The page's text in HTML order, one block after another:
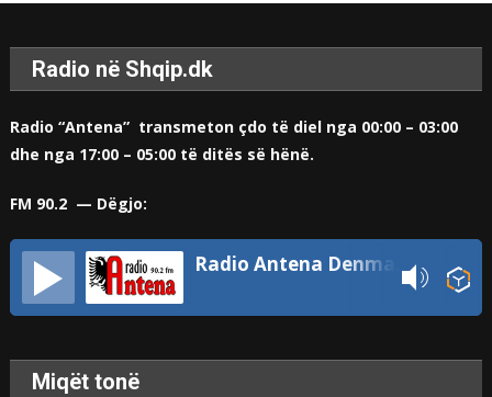
Radio në Shqip.dk
Radio “Antena” transmeton çdo të diel nga 00:00 – 03:00
dhe nga 17:00 – 05:00 të ditës së hënë.
FM 90.2 — Dëgjo:
Radio Antena Denmark
Miqët tonë